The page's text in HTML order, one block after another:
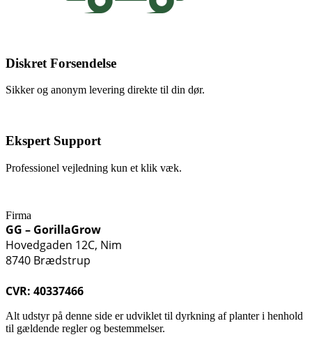
Diskret Forsendelse
Sikker og anonym levering direkte til din dør.
Ekspert Support
Professionel vejledning kun et klik væk.
Firma
GG – GorillaGrow
Hovedgaden 12C, Nim
8740 Brædstrup
CVR: 40337466
Alt udstyr på denne side er udviklet til dyrkning af planter i henhold
til gældende regler og bestemmelser.